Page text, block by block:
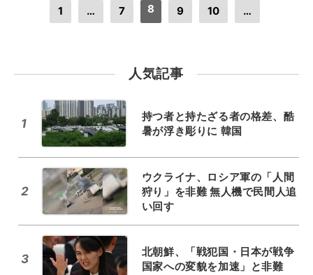
1 … 7 8 9 10 …
人気記事
1
持つ者と持たざる者の格差、酷
暑が浮き彫りに 韓国
2
ウクライナ、ロシア軍の「人間
狩り」を非難 無人機で民間人追
い回す
3
北朝鮮、「戦犯国・日本が戦争
国家への変貌を加速」と非難